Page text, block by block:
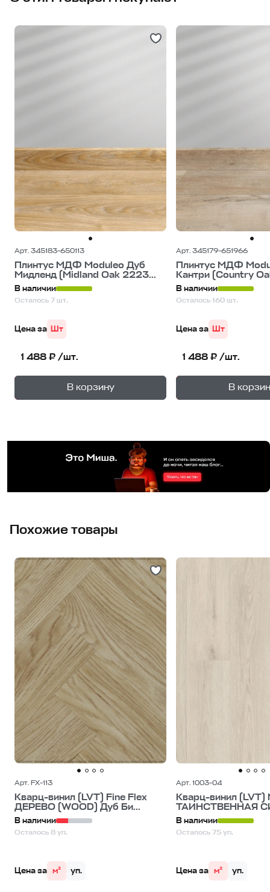
Арт. 345183-650113
Плинтус МДФ Moduleo Дуб
Мидленд (Midland Oak 2223...
В наличии
Осталось 7 шт.
Цена за Шт
1 488 ₽ /шт.
В корзину
1уп.
Арт. 345179-651966
Плинтус МДФ
Кантри (Country
В наличии
Осталось 160 шт.
Цена за Шт
1 488 ₽ /шт.
В 1
Похожие товары
Арт. FX-113
Кварц-винил (LVT) Fine Flex
ДЕРЕВО (WOOD) Дуб Би...
В наличии
Осталось 8 уп.
Цена за м² уп.
Арт. 1003-04
Кварц-винил (LVT)
ТАИНСТВЕННАЯ
В наличии
Осталось 75 уп.
Цена за м² уп.